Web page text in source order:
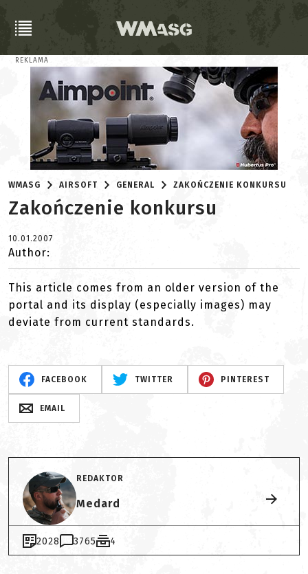
REKLAMA
WMASG AIRSOFT GENERAL ZAKOŃCZENIE KONKURSU
Zakończenie konkursu
10.01.2007
Author:
This article comes from an older version of the
portal and its display (especially images) may
deviate from current standards.
FACEBOOK TWITTER PINTEREST
EMAIL
REDAKTOR
Medard
2028 3765 4